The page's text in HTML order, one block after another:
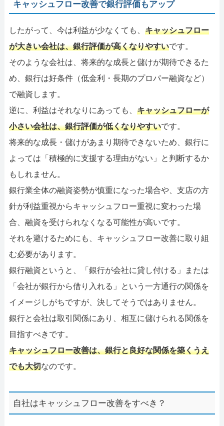
キャッシュフロー改善で銀行評価もアップ
したがって、今は利益が少なくても、 キャッシュフロー
が大きい会社は、銀行評価が高くなりやすいです。
そのような会社は、将来的な成長と儲けが期待できるた
め、銀行は好条件（低金利・長期のプロパー融資など）
で融資します。
逆に、利益はそれなりにあっても、 キャッシュフローが
小さい会社は、銀行評価が低くなりやすいです。
将来的な成長・儲けがあまり期待できないため、銀行に
よっては「積極的に支援する理由がない」と判断するか
もしれません。
銀行業全体の融資姿勢が慎重になった場合や、支店の方
針が利益重視からキャッシュフロー重視に変わった場
合、融資を受けられなくなる可能性が高いです。
それを避けるためにも、キャッシュフロー改善に取り組
む必要があります。
銀行融資というと、「銀行が会社に貸し付ける」または
「会社が銀行から借り入れる」という一方通行の関係を
イメージしがちですが、決してそうではありません。
銀行と会社は取引関係にあり、相互に儲けられる関係を
目指すべきです。
キャッシュフロー改善は、銀行と良好な関係を築くうえ
でも大切なのです。
自社はキャッシュフロー改善をすべき？